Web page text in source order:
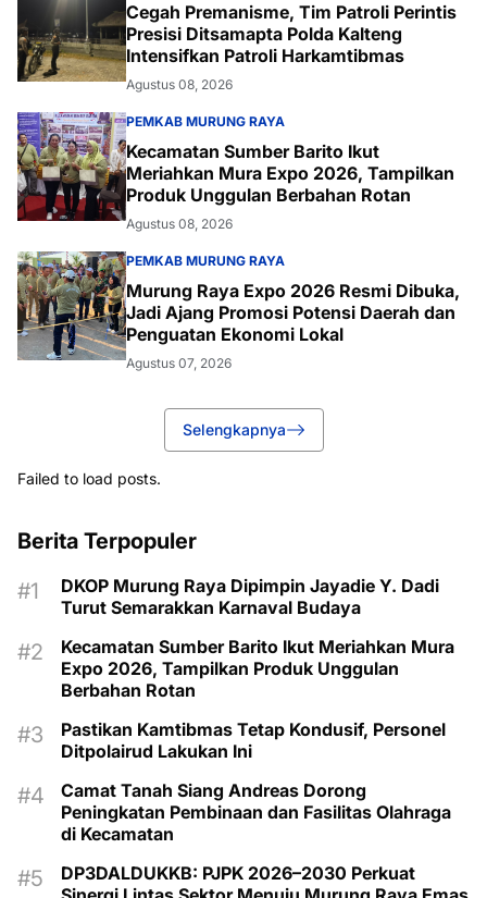
Cegah Premanisme, Tim Patroli Perintis
Presisi Ditsamapta Polda Kalteng
Intensifkan Patroli Harkamtibmas
Agustus 08, 2026
PEMKAB MURUNG RAYA
Kecamatan Sumber Barito Ikut
Meriahkan Mura Expo 2026, Tampilkan
Produk Unggulan Berbahan Rotan
Agustus 08, 2026
PEMKAB MURUNG RAYA
Murung Raya Expo 2026 Resmi Dibuka,
Jadi Ajang Promosi Potensi Daerah dan
Penguatan Ekonomi Lokal
Agustus 07, 2026
Selengkapnya
Failed to load posts.
Berita Terpopuler
DKOP Murung Raya Dipimpin Jayadie Y. Dadi
Turut Semarakkan Karnaval Budaya
Kecamatan Sumber Barito Ikut Meriahkan Mura
Expo 2026, Tampilkan Produk Unggulan
Berbahan Rotan
Pastikan Kamtibmas Tetap Kondusif, Personel
Ditpolairud Lakukan Ini
Camat Tanah Siang Andreas Dorong
Peningkatan Pembinaan dan Fasilitas Olahraga
di Kecamatan
DP3DALDUKKB: PJPK 2026–2030 Perkuat